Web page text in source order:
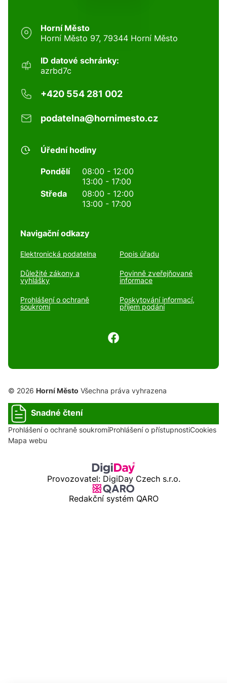
Horní Město
Horní Město 97, 79344 Horní Město
ID datové schránky:
azrbd7c
+420 554 281 002
podatelna@hornimesto.cz
Úřední hodiny
Pondělí
08:00 - 12:00
13:00 - 17:00
Středa
08:00 - 12:00
13:00 - 17:00
Navigační odkazy
Elektronická podatelna Popis úřadu
Důležité zákony a
vyhlášky
Povinně zveřejňované
informace
Prohlášení o ochraně
soukromí
Poskytování informací,
příjem podání
© 2026 Horní Město Všechna práva vyhrazena
Snadné čtení
Prohlášení o ochraně soukromíProhlášení o přístupnostiCookies
Mapa webu
Provozovatel: DigiDay Czech s.r.o.
Redakční systém QARO